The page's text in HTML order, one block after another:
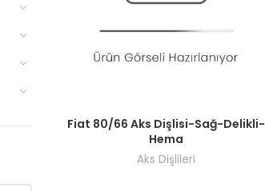
Fiyatları görmek için bayi girişi yapın.
Fiat 80/66 Aks Dişlisi-Sağ-Delikli-
Hema
Aks Dişlileri